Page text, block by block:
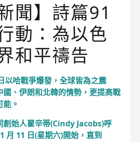
聞】詩篇91
動：為以色
和平禱告
以哈戰爭爆發，全球皆為之震
國、伊朗和北韓的情勢，更提高戰
。
創始人翟辛蒂(Cindy Jacobs)呼
月 11 日(星期六)開始，直到